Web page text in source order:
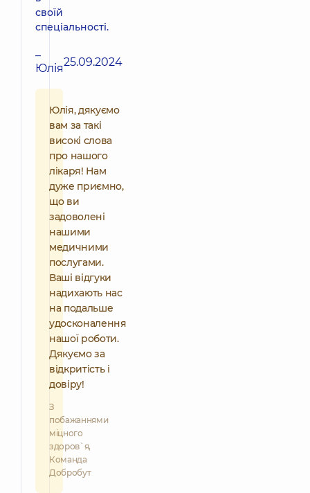
своїй
спеціальності.
–
Юлія25.09.2024
Юлія, дякуємо
вам за такі
високі слова
про нашого
лікаря! Нам
дуже приємно,
що ви
задоволені
нашими
медичними
послугами.
Ваші відгуки
надихають нас
на подальше
удосконалення
нашої роботи.
Дякуємо за
відкритість і
довіру!
З
побажаннями
міцного
здоров`я,
Команда
Добробут